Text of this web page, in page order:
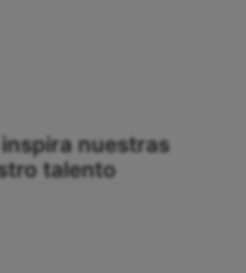
nuestras
talento